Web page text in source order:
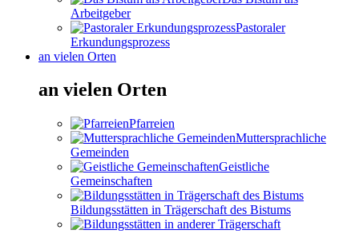
Arbeitgeber
Pastoraler
Erkundungsprozess
an vielen Orten
an vielen Orten
Pfarreien
Muttersprachliche
Gemeinden
Geistliche
Gemeinschaften
Bildungsstätten in Trägerschaft des Bistums